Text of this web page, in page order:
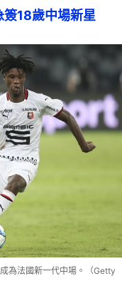
簽18歲中場新星
為法國新一代中場。（Getty